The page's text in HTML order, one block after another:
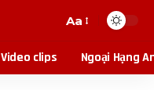
Aa
Video clips Ngoại Hạng